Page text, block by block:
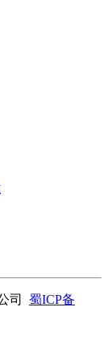
司 蜀ICP备